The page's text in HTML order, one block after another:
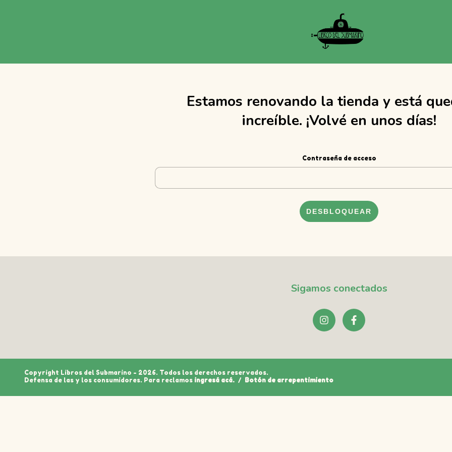
Estamos renovando la tienda y está
increíble. ¡Volvé en unos días!
Contraseña de acceso
DESBLOQUEAR
Sigamos conectados
Copyright Libros del Submarino - 2026. Todos los derechos reservados.
Defensa de las y los consumidores. Para reclamos ingresá acá. / Botón de arrepentimiento